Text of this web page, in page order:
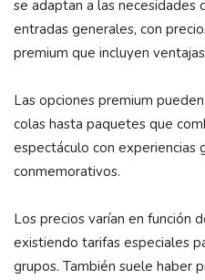
se adaptan a las necesidades
entradas generales, con
premium que incluyen
Las opciones premium
colas hasta paquetes que
espectáculo con experiencias
conmemorativos.
Los precios varían en función
existiendo tarifas especiales
grupos. También suele haber